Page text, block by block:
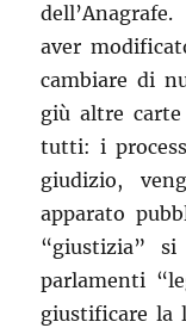
aver
cambiare di
giù altre
tutti: i
giudizio,
apparato
“giustizia”
parlamenti
giustificare la